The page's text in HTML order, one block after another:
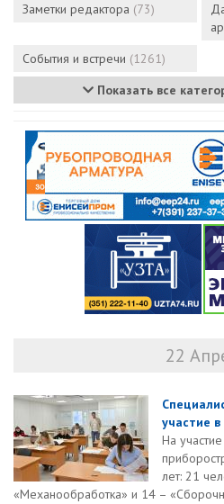
Заметки редактора (73)
События и встречи (1261)
Показать все
22
участие в
На
лет: 21
«Механообработка» и 14 –